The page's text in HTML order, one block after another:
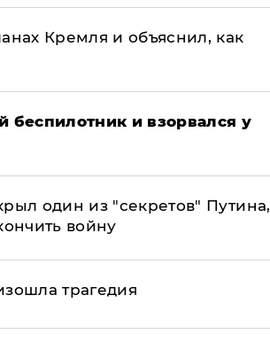
Кремля и объяснил, как
беспилотник и взорвался у
один из "секретов" Путина,
войну
трагедия